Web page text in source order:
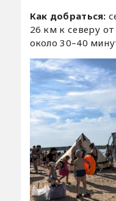
Как добраться:
26 км к северу
около 30–40